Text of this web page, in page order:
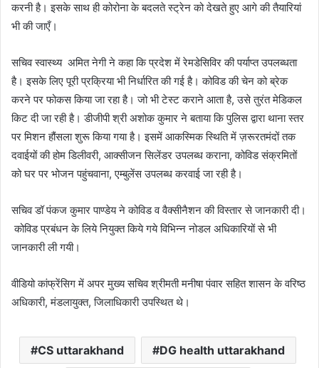
करनी है। इसके साथ ही कोरोना के बदलते स्ट्रेन को देखते हुए आगे की तैयारियां
भी की जाएँ।
सचिव स्वास्थ्य अमित नेगी ने कहा कि प्रदेश में रेमडेसिविर की पर्याप्त उपलब्धता
है। इसके लिए पूरी प्रक्रिया भी निर्धारित की गई है। कोविड की चेन को ब्रेक
करने पर फोकस किया जा रहा है। जो भी टेस्ट कराने आता है, उसे तुरंत मेडिकल
किट दी जा रही है। डीजीपी श्री अशोक कुमार ने बताया कि पुलिस द्वारा थाना स्तर
पर मिशन हौंसला शुरू किया गया है। इसमें आकस्मिक स्थिति में ज़रूरतमंदों तक
दवाईयों की होम डिलीवरी, आक्सीजन सिलेंडर उपलब्ध कराना, कोविड संक्रमितों
को घर पर भोजन पहुंचवाना, एम्बुलेंस उपलब्ध करवाई जा रही है।
सचिव डॉ पंकज कुमार पाण्डेय ने कोविड व वैक्सीनैशन की विस्तार से जानकारी दी।
कोविड प्रबंधन के लिये नियुक्त किये गये विभिन्न नोडल अधिकारियों से भी
जानकारी ली गयी।
वीडियो कांफ्रेंसिग में अपर मुख्य सचिव श्रीमती मनीषा पंवार सहित शासन के वरिष्ठ
अधिकारी, मंडलायुक्त, जिलाधिकारी उपस्थित थे।
CS uttarakhand DG health uttarakhand